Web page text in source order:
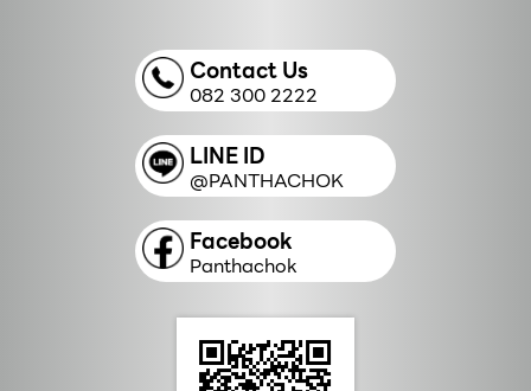
Contact Us
082 300 2222
LINE ID
@PANTHACHOK
Facebook
Panthachok